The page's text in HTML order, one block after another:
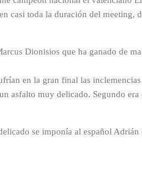
casi toda la duración del
Dionisios que ha ganado de
en la gran final las
muy delicado. Segundo
se imponía al español